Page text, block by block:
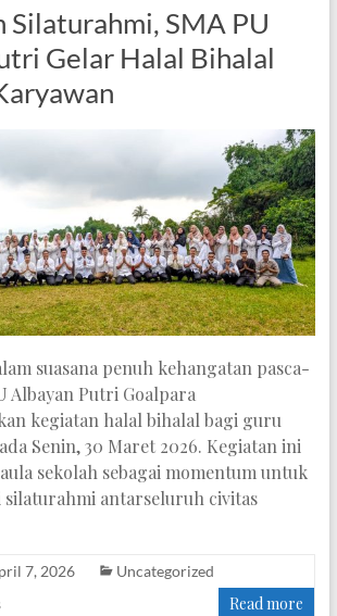
Silaturahmi, SMA PU
Gelar Halal Bihalal
suasana penuh kehangatan pasca-
Albayan Putri Goalpara
kegiatan halal bihalal bagi guru
Senin, 30 Maret 2026. Kegiatan ini
sekolah sebagai momentum untuk
antarseluruh civitas
7, 2026
Uncategorized
Read more